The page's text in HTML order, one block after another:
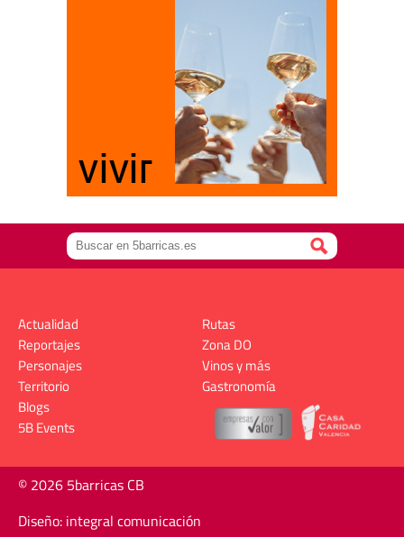
Actualidad
Reportajes
Personajes
Territorio
Rutas
Zona DO
Vinos y más
Gastronomía
Blogs
5B Events
© 2026 5barricas CB
Diseño: integral comunicación